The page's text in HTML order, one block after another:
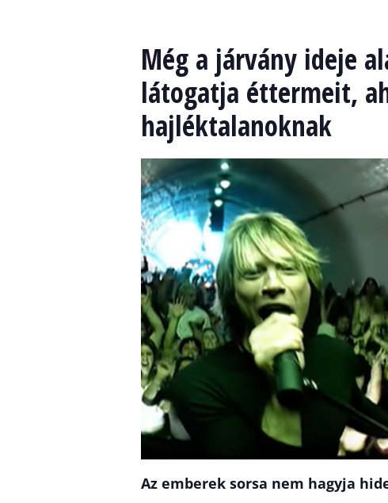
Még a járvány ideje
látogatja éttermeit,
hajléktalanoknak
Az emberek sorsa nem hagyja